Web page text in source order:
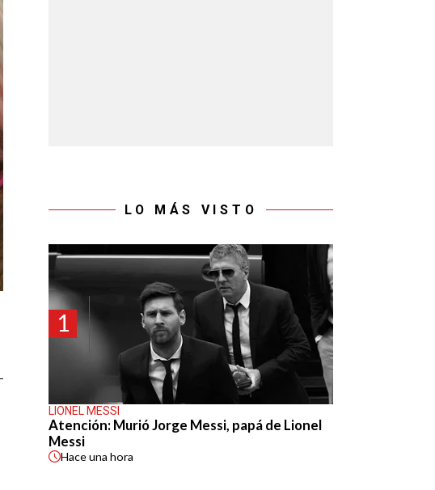
LO MÁS VISTO
1
LIONEL MESSI
Atención: Murió Jorge Messi, papá de Lionel
Messi
Haceuna hora